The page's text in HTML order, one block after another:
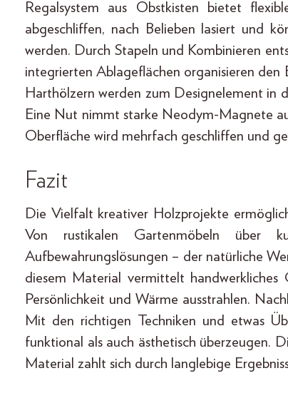
Regalsystem aus Obstkisten bietet
abgeschliffen, nach Belieben lasiert und
werden. Durch Stapeln und Kombinieren
integrierten Ablageflächen organisieren den
Harthölzern werden zum Designelement in
Eine Nut nimmt starke Neodym-Magnete
Oberfläche wird mehrfach geschliffen und
Fazit
Die Vielfalt kreativer Holzprojekte
Von rustikalen Gartenmöbeln über
Aufbewahrungslösungen – der natürliche
diesem Material vermittelt handwerkliches
Persönlichkeit und Wärme ausstrahlen.
Mit den richtigen Techniken und etwas
funktional als auch ästhetisch überzeugen.
Material zahlt sich durch langlebige